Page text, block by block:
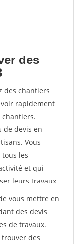
des
des chantiers
rapidement
chantiers.
de devis en
Vous
tous les
et qui
leurs travaux.
vous mettre en
des devis
de travaux.
des